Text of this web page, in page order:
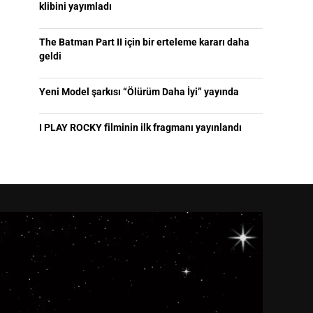
klibini yayımladı
The Batman Part II için bir erteleme kararı daha
geldi
Yeni Model şarkısı “Ölürüm Daha İyi” yayında
I PLAY ROCKY filminin ilk fragmanı yayınlandı